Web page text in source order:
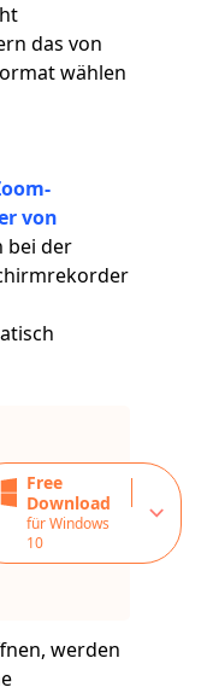
das von
wählen
von
bei der
Free
Download
für Windows
10
werden